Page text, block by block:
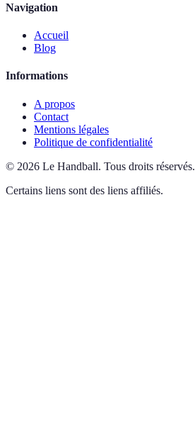
Navigation
Accueil
Blog
Informations
A propos
Contact
Mentions légales
Politique de confidentialité
© 2026 Le Handball. Tous droits réservés.
Certains liens sont des liens affiliés.